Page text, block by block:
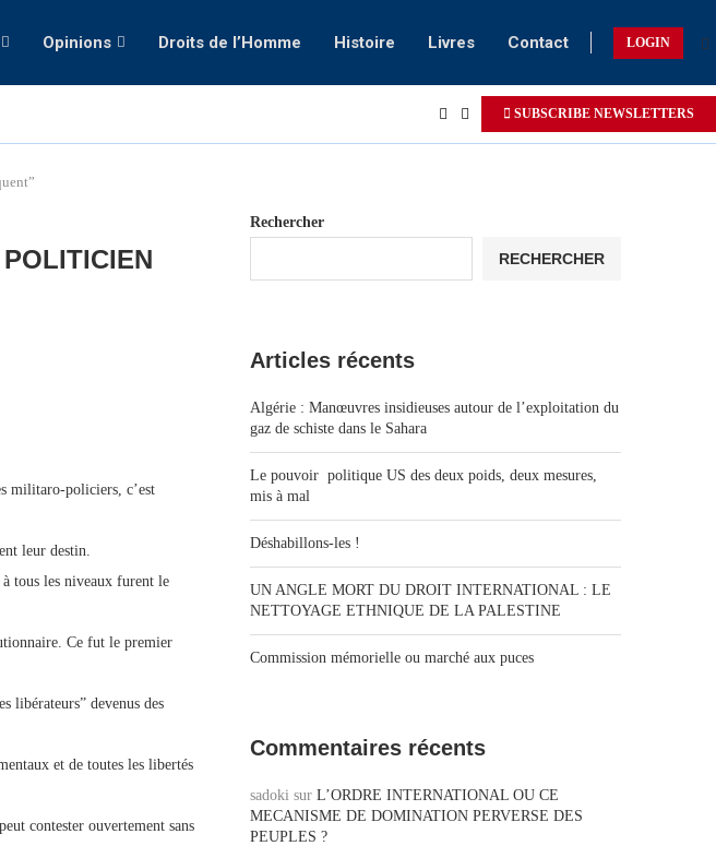
Opinions Droits de l’Homme Histoire Livres Contact LOGIN
SUBSCRIBE NEWSLETTERS
militaro-policiers, c’est
leur destin.
tous les niveaux furent le
Ce fut le premier
libérateurs” devenus des
et de toutes les libertés
contester ouvertement sans
Rechercher
RECHERCHER
Articles récents
Algérie : Manœuvres insidieuses autour de l’exploitation du
gaz de schiste dans le Sahara
Le pouvoir politique US des deux poids, deux mesures,
mis à mal
Déshabillons-les !
UN ANGLE MORT DU DROIT INTERNATIONAL : LE
NETTOYAGE ETHNIQUE DE LA PALESTINE
Commission mémorielle ou marché aux puces
Commentaires récents
sadoki sur L’ORDRE INTERNATIONAL OU CE
MECANISME DE DOMINATION PERVERSE DES
PEUPLES ?